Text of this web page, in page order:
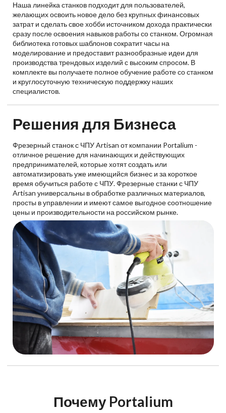
Наша линейка станков подходит для пользователей,
желающих освоить новое дело без крупных финансовых
затрат и сделать свое хобби источником дохода практически
сразу после освоения навыков работы со станком. Огромная
библиотека готовых шаблонов сократит часы на
моделирование и предоставит разнообразные идеи для
производства трендовых изделий с высоким спросом. В
комплекте вы получаете полное обучение работе со станком
и круглосуточную техническую поддержку наших
специалистов.
Решения для Бизнеса
Фрезерный станок с ЧПУ Artisan от компании Portalium -
отличное решение для начинающих и действующих
предпринимателей, которые хотят создать или
автоматизировать уже имеющийся бизнес и за короткое
время обучиться работе с ЧПУ. Фрезерные станки с ЧПУ
Artisan универсальны в обработке различных материалов,
просты в управлении и имеют самое выгодное соотношение
цены и производительности на российском рынке.
Почему Portalium